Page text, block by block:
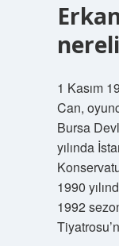
1 Kasım
Can,
Bursa
yılında
1990
1992